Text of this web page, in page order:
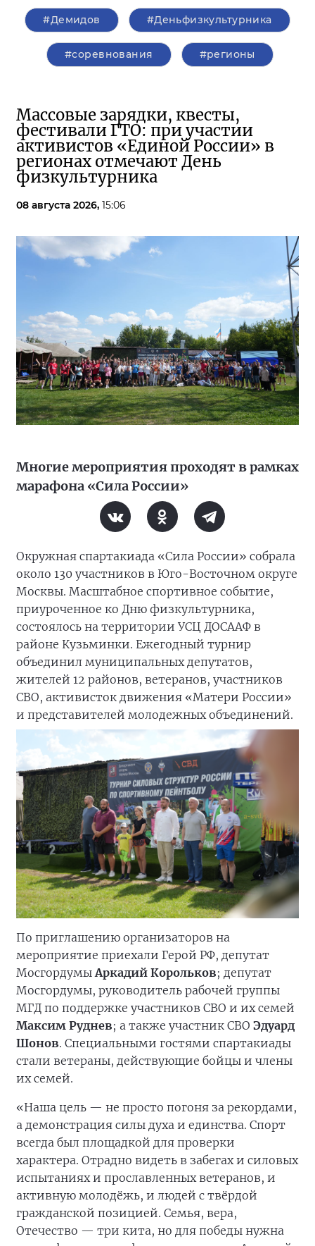
#Демидов #Деньфизкультурника
#соревнования #регионы
Массовые зарядки, квесты,
фестивали ГТО: при участии
активистов «Единой России» в
регионах отмечают День
физкультурника
08 августа 2026, 15:06
Многие мероприятия проходят в рамках
марафона «Сила России»
Окружная спартакиада «Сила России» собрала
около 130 участников в Юго-Восточном округе
Москвы. Масштабное спортивное событие,
приуроченное ко Дню физкультурника,
состоялось на территории УСЦ ДОСААФ в
районе Кузьминки. Ежегодный турнир
объединил муниципальных депутатов,
жителей 12 районов, ветеранов, участников
СВО, активисток движения «Матери России»
и представителей молодежных объединений.
По приглашению организаторов на
мероприятие приехали Герой РФ, депутат
МосгордумыАркадий Корольков; депутат
Мосгордумы, руководитель рабочей группы
МГД по поддержке участников СВО и их семей
Максим Руднев; а также участник СВО Эдуард
Шонов. Специальными гостями спартакиады
стали ветераны, действующие бойцы и члены
их семей.
«Наша цель — не просто погоня за рекордами,
а демонстрация силы духа и единства. Спорт
всегда был площадкой для проверки
характера. Отрадно видеть в забегах и силовых
испытаниях и прославленных ветеранов, и
активную молодёжь, и людей с твёрдой
гражданской позицией. Семья, вера,
Отечество — три кита, но для победы нужна